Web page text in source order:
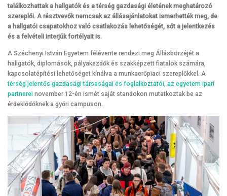
találkozhattak a hallgatók és a térség gazdasági életének meghatározó
szereplői. A résztvevők nemcsak az állásajánlatokat ismerhették meg, de
a hallgatói csapatokhoz való csatlakozás lehetőségét, sőt a jelentkezés
és a felvételi interjúk fortélyait is.
A Széchenyi István Egyetem félévente rendezi meg Állásbörzéjét a
hallgatók, diplomások, pályakezdők és szakképzett fiatalok számára,
kapcsolatépítési lehetőséget kínálva a munkaerőpiaci szereplőkkel. A
térség jelentős gazdasági társaságai és foglalkoztatói, az egyetem ipari
partnerei november 12-én ismét saját standokon mutatkoztak be az
érdeklődőknek a győri campuson.